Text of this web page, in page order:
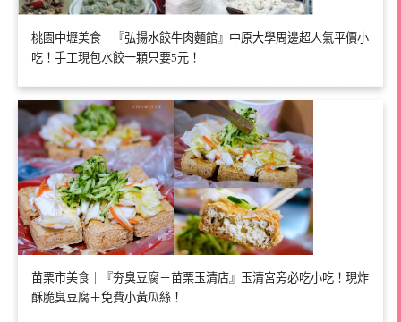
桃園中壢美食｜『弘揚水餃牛肉麵館』中原大學周邊超人氣平價小
吃！手工現包水餃一顆只要5元！
苗栗市美食｜『夯臭豆腐－苗栗玉清店』玉清宮旁必吃小吃！現炸
酥脆臭豆腐＋免費小黃瓜絲！